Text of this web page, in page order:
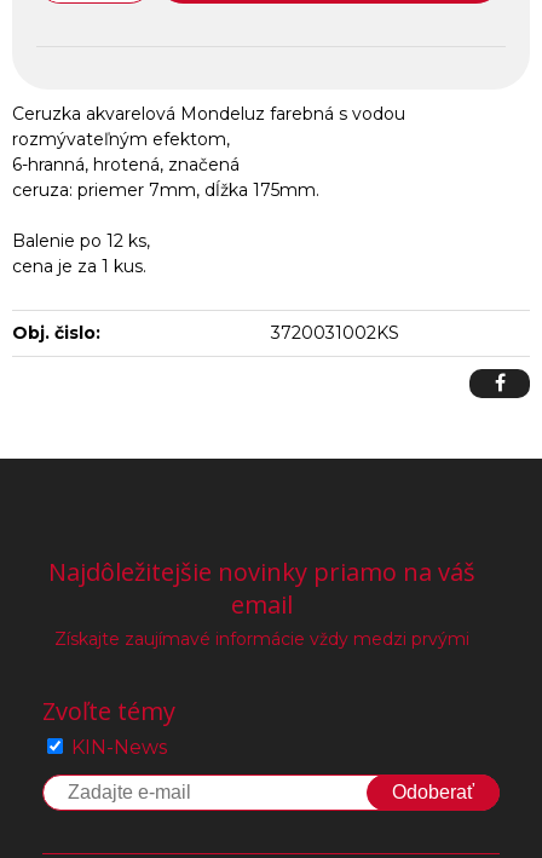
Ceruzka akvarelová Mondeluz farebná s vodou
rozmývateľným efektom,
6-hranná, hrotená, značená
ceruza: priemer 7mm, dĺžka 175mm.
Balenie po 12 ks,
cena je za 1 kus.
Obj. čislo: 3720031002KS
Najdôležitejšie novinky priamo na váš
email
Získajte zaujímavé informácie vždy medzi prvými
Zvoľte témy
KIN-News
Odoberať